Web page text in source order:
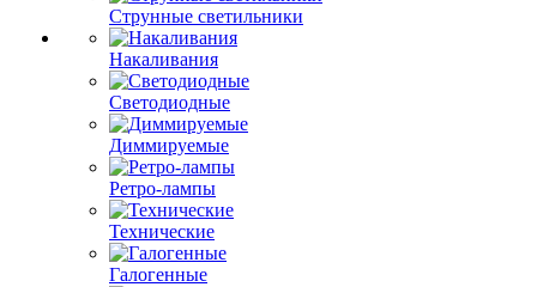
Струнные светильники
Накаливания
Светодиодные
Диммируемые
Ретро-лампы
Технические
Галогенные